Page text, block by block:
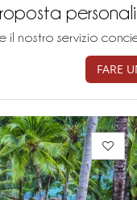
il nostro servizio
FARE